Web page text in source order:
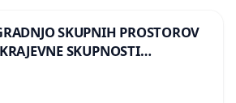
SKUPNIH PROSTOROV
SKUPNOSTI